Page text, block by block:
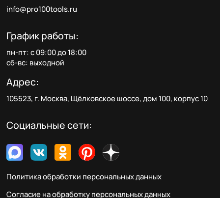
info@pro100tools.ru
График работы:
пн-пт: с 09:00 до 18:00
сб-вс: выходной
Адрес:
105523, г. Москва, Щёлковское шоссе, дом 100, корпус 10
Социальные сети:
Политика обработки персональных данных
Согласие на обработку персональных данных